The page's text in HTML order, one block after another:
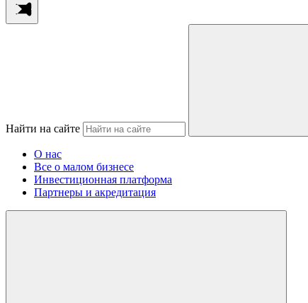
Найти на сайте
О нас
Все о малом бизнесе
Инвестиционная платформа
Партнеры и акредитация